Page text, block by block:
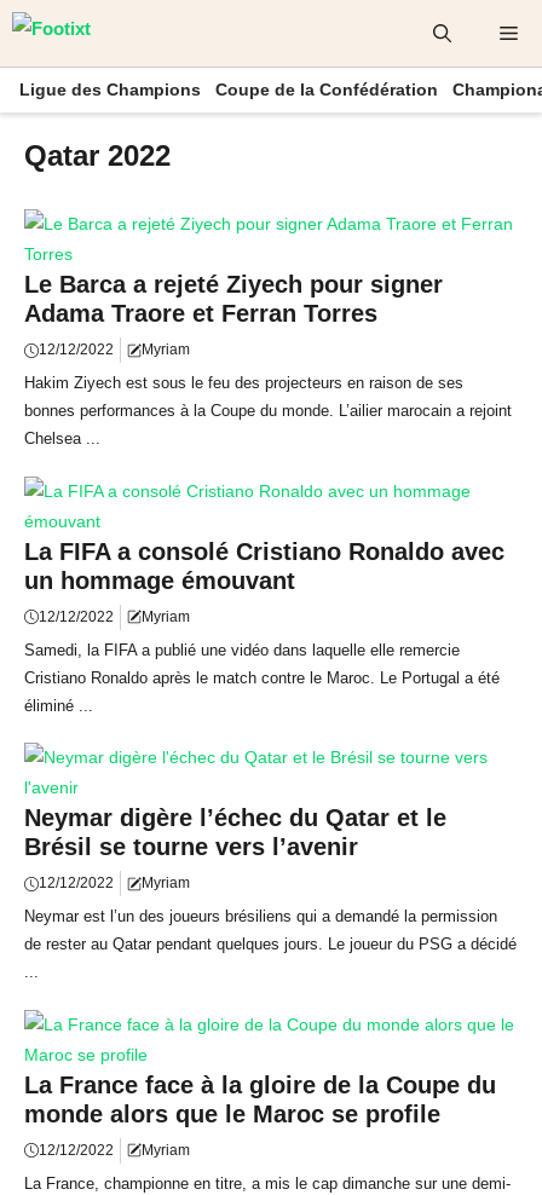
Aller
contenu
Ligue des Champions Coupe de la Confédération
Qatar 2022
Le Barca a rejeté Ziyech pour signer
Adama Traore et Ferran Torres
12/12/2022 Myriam
Hakim Ziyech est sous le feu des projecteurs en raison de ses
bonnes performances à la Coupe du monde. L’ailier marocain a rejoint
Chelsea ...
La FIFA a consolé Cristiano Ronaldo avec
un hommage émouvant
12/12/2022 Myriam
Samedi, la FIFA a publié une vidéo dans laquelle elle remercie
Cristiano Ronaldo après le match contre le Maroc. Le Portugal a été
éliminé ...
Neymar digère l’échec du Qatar et le
Brésil se tourne vers l’avenir
12/12/2022 Myriam
Neymar est l’un des joueurs brésiliens qui a demandé la permission
de rester au Qatar pendant quelques jours. Le joueur du PSG a décidé
...
La France face à la gloire de la Coupe du
monde alors que le Maroc se profile
12/12/2022 Myriam
La France, championne en titre, a mis le cap dimanche sur une demi-